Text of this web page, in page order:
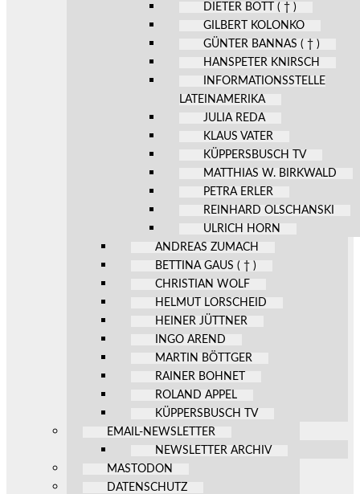
DIETER BOTT ( † )
GILBERT KOLONKO
GÜNTER BANNAS ( † )
HANSPETER KNIRSCH
INFORMATIONSSTELLE
LATEINAMERIKA
JULIA REDA
KLAUS VATER
KÜPPERSBUSCH TV
MATTHIAS W. BIRKWALD
PETRA ERLER
REINHARD OLSCHANSKI
ULRICH HORN
ANDREAS ZUMACH
BETTINA GAUS ( † )
CHRISTIAN WOLF
HELMUT LORSCHEID
HEINER JÜTTNER
INGO AREND
MARTIN BÖTTGER
RAINER BOHNET
ROLAND APPEL
KÜPPERSBUSCH TV
EMAIL-NEWSLETTER
NEWSLETTER ARCHIV
MASTODON
DATENSCHUTZ